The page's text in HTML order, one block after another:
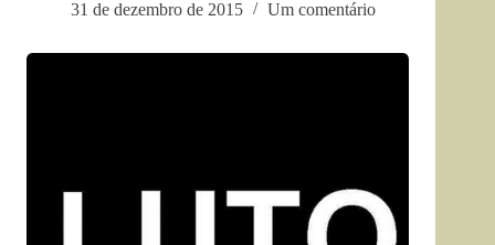
31 de dezembro de 2015
Um comentário